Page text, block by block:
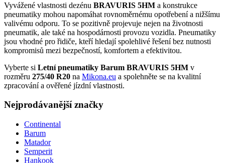
Vyvážené vlastnosti dezénu BRAVURIS 5HM a konstrukce
pneumatiky mohou napomáhat rovnoměrnému opotřebení a nižšímu
valivému odporu. To se pozitivně projevuje nejen na životnosti
pneumatik, ale také na hospodárnosti provozu vozidla. Pneumatiky
jsou vhodné pro řidiče, kteří hledají spolehlivé řešení bez nutnosti
kompromisů mezi bezpečností, komfortem a efektivitou.
Vyberte si Letní pneumatiky Barum BRAVURIS 5HM v
rozměru 275/40 R20 na Mikona.eu a spolehněte se na kvalitní
zpracování a ověřené jízdní vlastnosti.
Nejprodávanější značky
Continental
Barum
Matador
Semperit
Hankook